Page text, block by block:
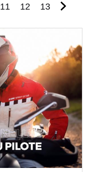
Page
11 Page
12 Page
13